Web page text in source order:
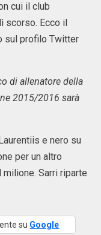
cui il club
scorso. Ecco il
sul profilo Twitter
di allenatore della
2015/2016 sarà
e nero su
per un altro
Sarri riparte
su Google